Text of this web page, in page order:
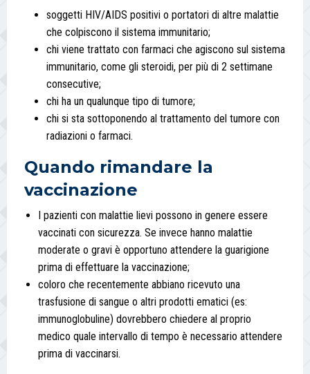
soggetti HIV/AIDS positivi o portatori di altre malattie
che colpiscono il sistema immunitario;
chi viene trattato con farmaci che agiscono sul sistema
immunitario, come gli steroidi, per più di 2 settimane
consecutive;
chi ha un qualunque tipo di tumore;
chi si sta sottoponendo al trattamento del tumore con
radiazioni o farmaci.
Quando rimandare la
vaccinazione
I pazienti con malattie lievi possono in genere essere
vaccinati con sicurezza. Se invece hanno malattie
moderate o gravi è opportuno attendere la guarigione
prima di effettuare la vaccinazione;
coloro che recentemente abbiano ricevuto una
trasfusione di sangue o altri prodotti ematici (es:
immunoglobuline) dovrebbero chiedere al proprio
medico quale intervallo di tempo è necessario attendere
prima di vaccinarsi.